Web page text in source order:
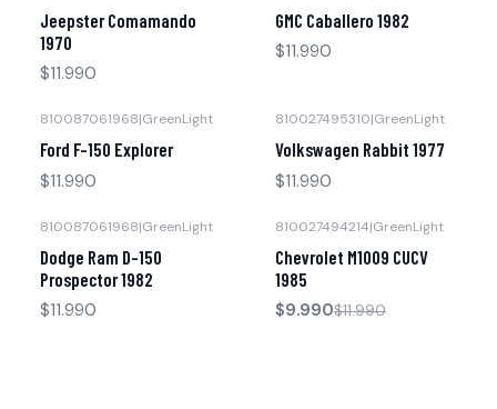
Jeepster Comamando
1970
$11.990
GMC Caballero 1982
$11.990
810087061968|GreenLight
Ford F-150 Explorer
$11.990
810027495310|GreenLight
Volkswagen Rabbit 1977
$11.990
810087061968|GreenLight
Dodge Ram D-150
Prospector 1982
$11.990
Agotado
810027494214|GreenLight
Chevrolet M1009 CUCV
1985
$9.990$11.990